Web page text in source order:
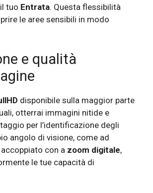
tuo Entrata. Questa flessibilità
le aree sensibili in modo
e qualità
disponibile sulla maggior parte
otterrai immagini nitide e
per l’identificazione degli
angolo di visione, come ad
accoppiato con a zoom digitale,
le tue capacità di